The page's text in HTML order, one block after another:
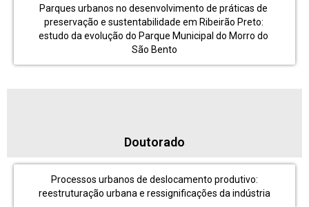
Parques urbanos no desenvolvimento de práticas de
preservação e sustentabilidade em Ribeirão Preto:
estudo da evolução do Parque Municipal do Morro do
São Bento
Doutorado
Processos urbanos de deslocamento produtivo:
reestruturação urbana e ressignificações da indústria